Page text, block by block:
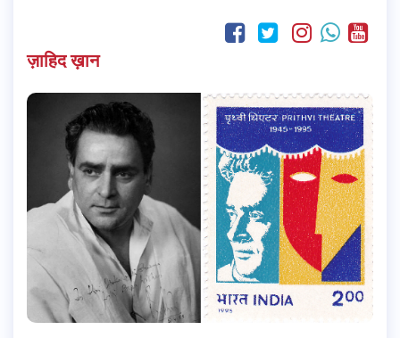
ज़ाहिद ख़ान